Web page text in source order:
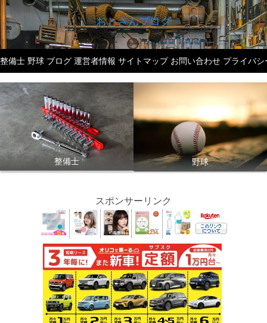
おとさんブログ
整備士 野球 ブログ 運営者情報 サイトマップ お問い合わせ プライバ
整備士 野球
スポンサーリンク